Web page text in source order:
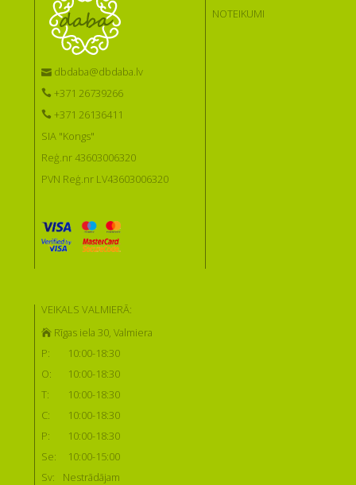
dbdaba@dbdaba.lv
+371 26739266
+371 26136411
SIA "Kongs"
Reģ.nr 43603006320
PVN Reģ.nr LV43603006320
NOTEIKUMI
VEIKALS VALMIERĀ:
Rīgas iela 30, Valmiera
P:
10:00-18:30
O:
10:00-18:30
T:
10:00-18:30
C:
10:00-18:30
P:
10:00-18:30
Se:
10:00-15:00
Sv:
Nestrādājam